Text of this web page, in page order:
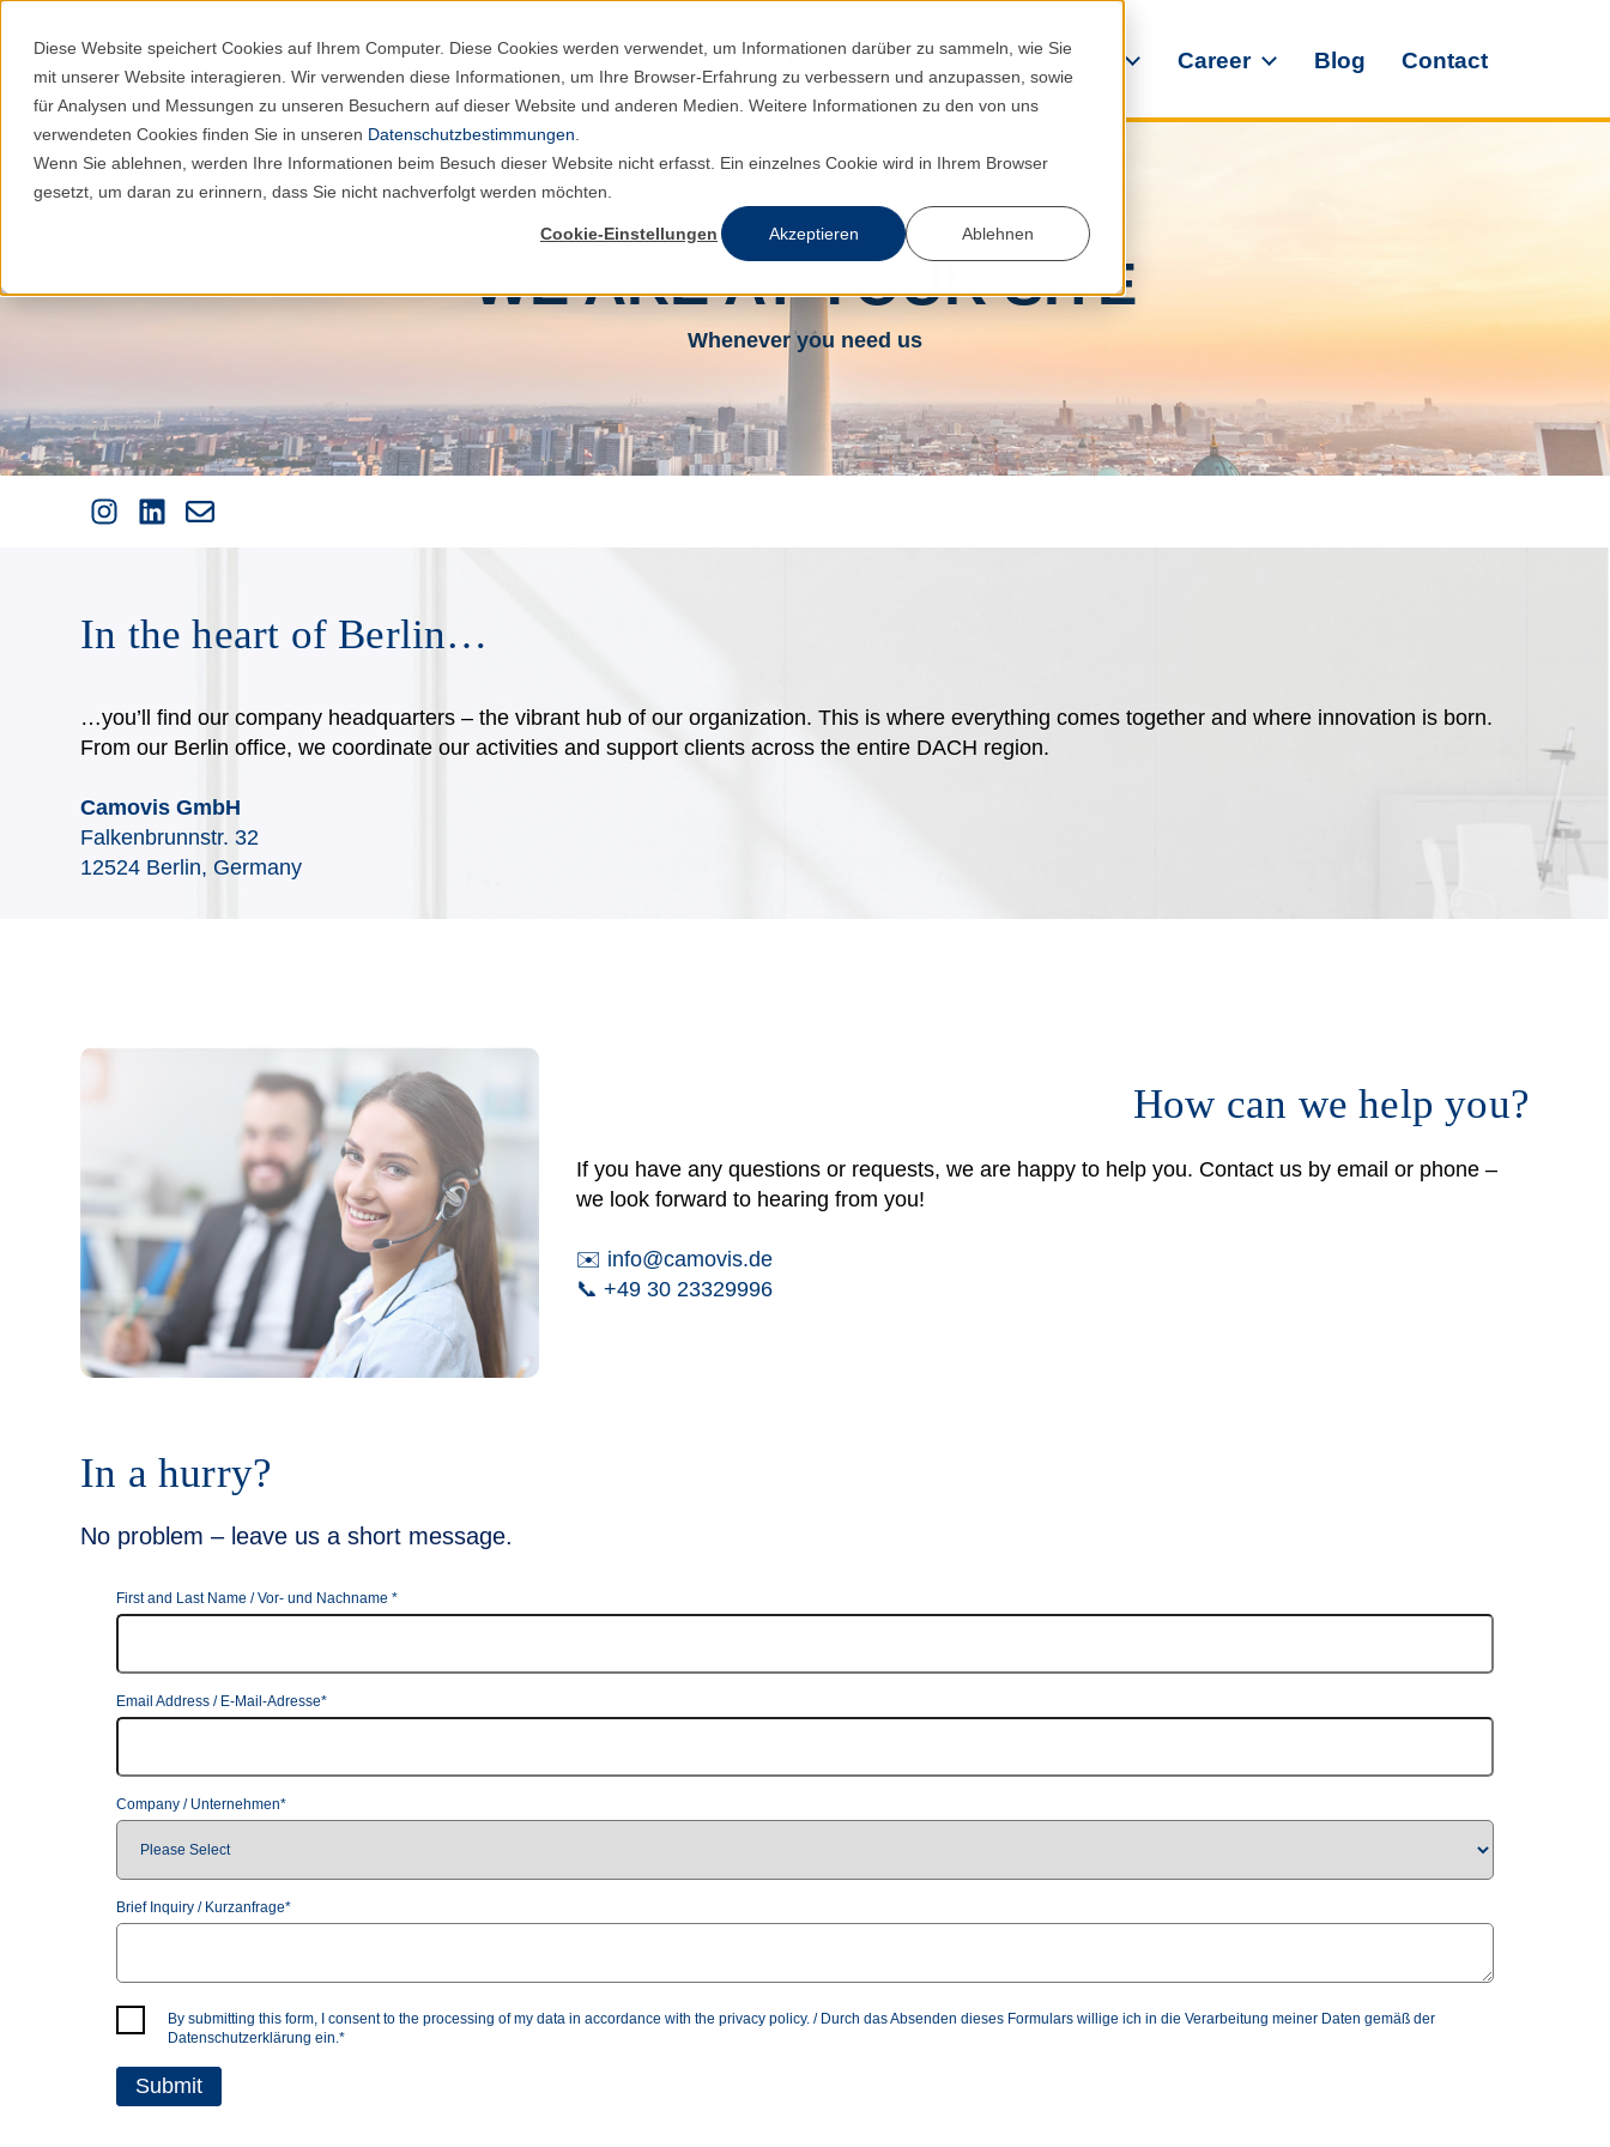
Diese Website speichert Cookies auf Ihrem Computer. Diese Cookies werden verwendet, um Informationen darüber zu sammeln, wie Sie
mit unserer Website interagieren. Wir verwenden diese Informationen, um Ihre Browser-Erfahrung zu verbessern und anzupassen, sowie
für Analysen und Messungen zu unseren Besuchern auf dieser Website und anderen Medien. Weitere Informationen zu den von uns
verwendeten Cookies finden Sie in unseren Datenschutzbestimmungen
Wenn Sie ablehnen, werden Ihre Informationen beim Besuch dieser Website nicht erfasst. Ein einzelnes Cookie wird in Ihrem Browser
gesetzt, um daran zu erinnern, dass Sie nicht nachverfolgt werden möchten.
Cookie-Einstellungen Akzeptieren Ablehnen
Home Services About Career Blog Contact
WE ARE AT YOUR SITE
Whenever you need us
In the heart of Berlin…
…you’ll find our company headquarters – the vibrant hub of our organization. This is where everything comes together and where innovation is born.
From our Berlin office, we coordinate our activities and support clients across the entire DACH region.
Camovis GmbH
Falkenbrunnstr. 32
12524 Berlin, Germany
How can we help you?
If you have any questions or requests, we are happy to help you. Contact us by email or phone –
we look forward to hearing from you!
✉️ info@camovis.de
📞 +49 30 23329996
In a hurry?
No problem – leave us a short message.
First and Last Name / Vor- und Nachname *
Email Address / E-Mail-Adresse*
Company / Unternehmen*
Brief Inquiry / Kurzanfrage*
By submitting this form, I consent to the processing of my data in accordance with the privacy policy. / Durch das Absenden dieses Formulars willige ich in die Verarbeitung meiner Daten gemäß der
Datenschutzerklärung ein.*